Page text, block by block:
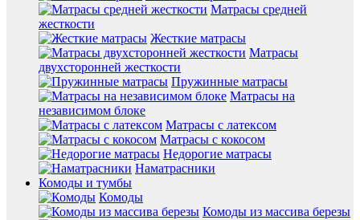
Матрасы средней
жесткости
Жесткие матрасы
Матрасы
двухсторонней жесткости
Пружинные матрасы
Матрасы на
независимом блоке
Матрасы с латексом
Матрасы с кокосом
Недорогие матрасы
Наматрасники
Комоды и тумбы
Комоды
Комоды из массива березы